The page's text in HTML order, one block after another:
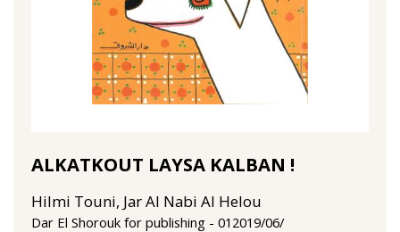
ALKATKOUT LAYSA KALBAN !
Hilmi Touni, Jar Al Nabi Al Helou
Dar El Shorouk for publishing 01‏/06‏/2019